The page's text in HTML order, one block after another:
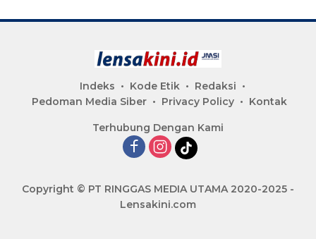
Indeks Kode Etik
Redaksi
Pedoman Media Siber
Privacy Policy Kontak
Terhubung Dengan Kami
Copyright © PT RINGGAS MEDIA UTAMA 2020-2025 -
Lensakini.com